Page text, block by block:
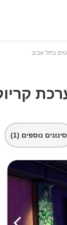
בתל אביב
סינונים נוספים (1)